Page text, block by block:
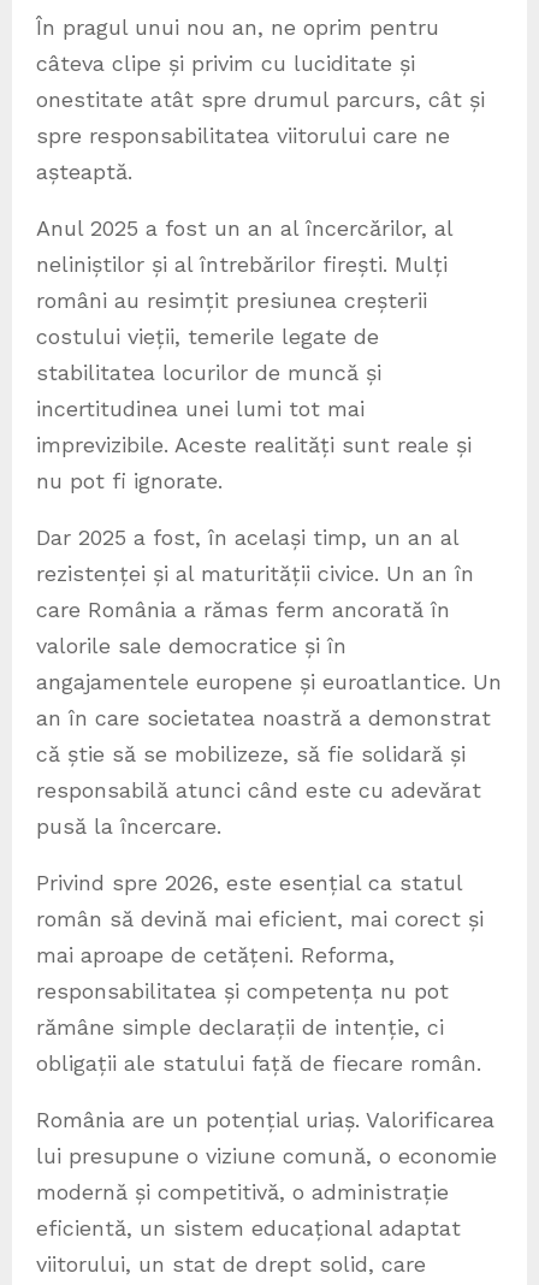
În pragul unui nou an, ne oprim pentru
câteva clipe și privim cu luciditate și
onestitate atât spre drumul parcurs, cât și
spre responsabilitatea viitorului care ne
așteaptă.
Anul 2025 a fost un an al încercărilor, al
neliniștilor și al întrebărilor firești. Mulți
români au resimțit presiunea creșterii
costului vieții, temerile legate de
stabilitatea locurilor de muncă și
incertitudinea unei lumi tot mai
imprevizibile. Aceste realități sunt reale și
nu pot fi ignorate.
Dar 2025 a fost, în același timp, un an al
rezistenței și al maturității civice. Un an în
care România a rămas ferm ancorată în
valorile sale democratice și în
angajamentele europene și euroatlantice. Un
an în care societatea noastră a demonstrat
că știe să se mobilizeze, să fie solidară și
responsabilă atunci când este cu adevărat
pusă la încercare.
Privind spre 2026, este esențial ca statul
român să devină mai eficient, mai corect și
mai aproape de cetățeni. Reforma,
responsabilitatea și competența nu pot
rămâne simple declarații de intenție, ci
obligații ale statului față de fiecare român.
România are un potențial uriaș. Valorificarea
lui presupune o viziune comună, o economie
modernă și competitivă, o administrație
eficientă, un sistem educațional adaptat
viitorului, un stat de drept solid, care